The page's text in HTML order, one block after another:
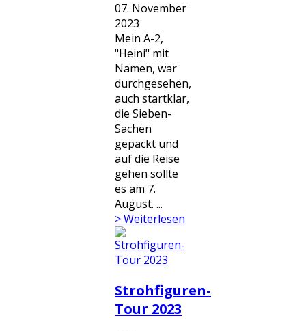
07. November
2023
Mein A-2,
"Heini" mit
Namen, war
durchgesehen,
auch startklar,
die Sieben-
Sachen
gepackt und
auf die Reise
gehen sollte
es am 7.
August. ...
> Weiterlesen
Strohfiguren-
Tour 2023